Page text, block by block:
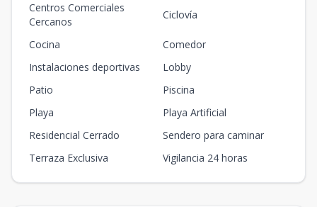
Centros Comerciales
Cercanos
Ciclovía
Cocina
Comedor
Instalaciones deportivas
Lobby
Patio
Piscina
Playa
Playa Artificial
Residencial Cerrado
Sendero para caminar
Terraza Exclusiva
Vigilancia 24 horas